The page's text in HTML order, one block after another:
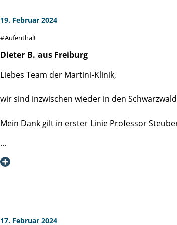
Glasklar, ich werde die Martini-Klinik als
Ich hatte zunächst Zweifel an der
Quellental Bad Wildungen, die sich qualitativ
Herzlichst
Rainer Kirch
19. Februar 2024
Aufenthalt
Dieter B. aus Freiburg
Liebes Team der Martini-Klinik,
wir sind inzwischen wieder in den
Mein Dank gilt in erster Linie Professor
Mein besonderer Dank gilt aber dem
kümmert.
17. Februar 2024